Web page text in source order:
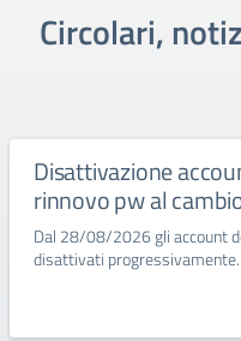
Circolari,
Disattivazione
rinnovo pw al
Dal 28/08/2026 gli account
disattivati progressivamente.